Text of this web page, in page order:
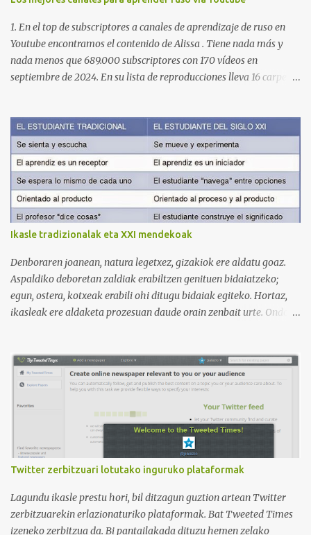
1. En el top de subscriptores a canales de aprendizaje de ruso en
Youtube encontramos el contenido de Alissa . Tiene nada más y
nada menos que 689.000 subscriptores con 170 vídeos en
septiembre de 2024. En su lista de reproducciones lleva 16 carpetas
de Anastasia G . con 224.000 subscriptores y 97 vídeos en
septiembre de 2024. Anastasia tiene una lista de reproducción
muy bien estructurada para aprender gramática, lectura,
pronunciación, etc. https://www.youtube.com/@AnaG88/playlists
3. Otro de los canales con más usuarios y contenido es el de
Victoria, que lleva por nombre: Aprende con Victoria . El canal
tiene 120 mil subscriptores (septiembre de 2024) con muchísimos
para aprender los diferentes campos en los que podemos dividir un
curso de idiomas: gramática, verbos, vocabulario etc. h...
Ikasle tradizionalak eta XXI mendekoak
Denboraren joanean, natura legetxez, gizakiok ere aldatu goaz.
Aspaldiko deboretan zaldiak erabiltzen genituen bidaiatzeko;
egun, ostera, kotxeak erabili ohi ditugu bidaiak egiteko. Hortaz,
ikasleak ere aldaketa prozesuan daude orain zenbait urte. Ondoko
Ikusi diferentziak eta ausnartu irudiari so eginez.
Twitter zerbitzuari lotutako inguruko plataformak
Lagundu ikasle prestu hori, bil ditzagun guztion artean Twitter
zerbitzuarekin erlazionaturiko plataformak. Bat Tweeted Times
izeneko zerbitzua da. Bi pantailakada dituzu hemen zelako